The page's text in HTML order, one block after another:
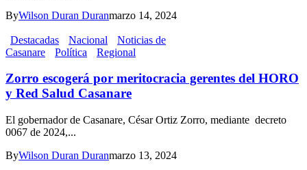
ByWilson Duran Duranmarzo 14, 2024
Destacadas Nacional
Noticias de
Casanare
Política Regional
Zorro escogerá por meritocracia gerentes del HORO
y Red Salud Casanare
El gobernador de Casanare, César Ortiz Zorro, mediante decreto
0067 de 2024,...
ByWilson Duran Duranmarzo 13, 2024